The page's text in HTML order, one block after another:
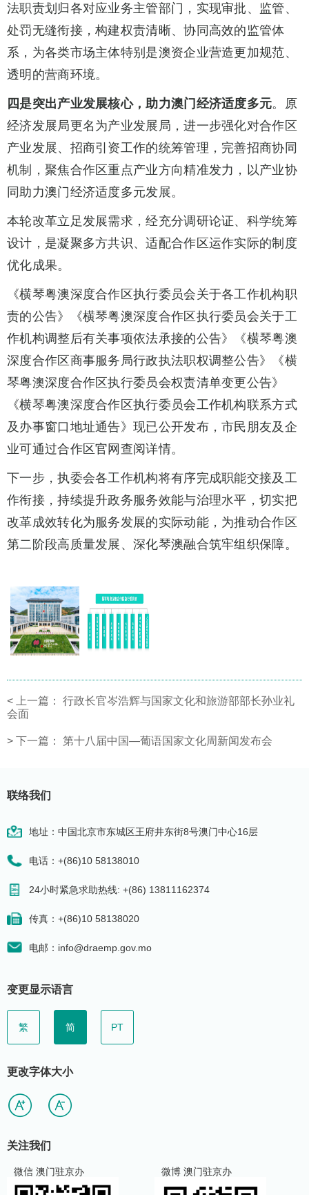
法职责划归各对应业务主管部门，实现审批、监管、
处罚无缝衔接，构建权责清晰、协同高效的监管体
系，为各类市场主体特别是澳资企业营造更加规范、
透明的营商环境。
四是突出产业发展核心，助力澳门经济适度多元。原
经济发展局更名为产业发展局，进一步强化对合作区
产业发展、招商引资工作的统筹管理，完善招商协同
机制，聚焦合作区重点产业方向精准发力，以产业协
同助力澳门经济适度多元发展。
本轮改革立足发展需求，经充分调研论证、科学统筹
设计，是凝聚多方共识、适配合作区运作实际的制度
优化成果。
《横琴粤澳深度合作区执行委员会关于各工作机构职
责的公告》《横琴粤澳深度合作区执行委员会关于工
作机构调整后有关事项依法承接的公告》《横琴粤澳
深度合作区商事服务局行政执法职权调整公告》《横
琴粤澳深度合作区执行委员会权责清单变更公告》
《横琴粤澳深度合作区执行委员会工作机构联系方式
及办事窗口地址通告》现已公开发布，市民朋友及企
业可通过合作区官网查阅详情。
下一步，执委会各工作机构将有序完成职能交接及工
作衔接，持续提升政务服务效能与治理水平，切实把
改革成效转化为服务发展的实际动能，为推动合作区
第二阶段高质量发展、深化琴澳融合筑牢组织保障。
< 上一篇：
行政长官岑浩辉与国家文化和旅游部部长孙业礼
会面
> 下一篇： 第十八届中国—葡语国家文化周新闻发布会
联络我们
地址：中国北京市东城区王府井东街8号澳门中心16层
电话：+(86)10 58138010
24小时紧急求助热线: +(86) 13811162374
传真：+(86)10 58138020
电邮：info@draemp.gov.mo
变更显示语言
繁 简 PT
更改字体大小
关注我们
微信 澳门驻京办 微博 澳门驻京办